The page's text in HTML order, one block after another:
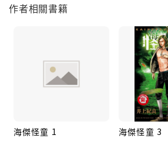
作者相關書籍
海傑怪童 1 海傑怪童 3